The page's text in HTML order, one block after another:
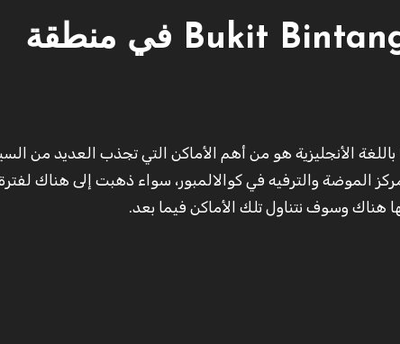
شارع العرب كوالالمبور Bukit Bintang في منطقة
الموضة والترفيه في كوالالمبور، سواء ذهبت إلى هناك
هناك وسوف نتناول تلك الأماكن فيما بعد.